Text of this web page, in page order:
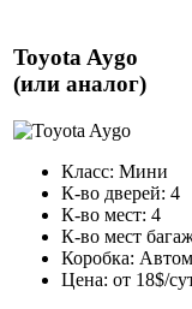
Toyota Aygo
(или аналог)
Класс: Мини
К-во дверей: 4
К-во мест: 4
К-во мест
Коробка:
Цена: от 18$/